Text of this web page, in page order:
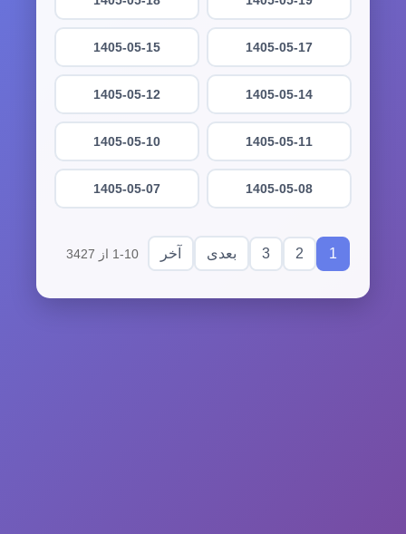
1405-05-17
1405-05-15
1405-05-14
1405-05-12
1405-05-11
1405-05-10
1405-05-08
1405-05-07
1
2
3 بعدی آخر 1-10 از 3427